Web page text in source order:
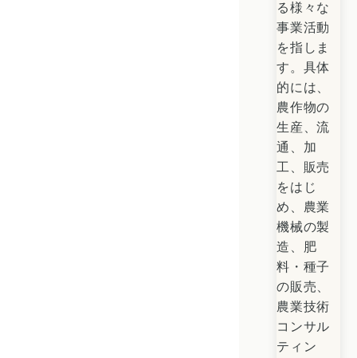
る様々な
事業活動
を指しま
す。具体
的には、
農作物の
生産、流
通、加
工、販売
をはじ
め、農業
機械の製
造、肥
料・種子
の販売、
農業技術
コンサル
ティン